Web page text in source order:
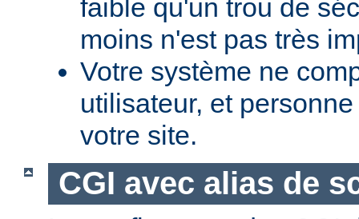
faible qu'un trou de
moins n'est pas très
Votre système ne
utilisateur, et
votre site.
CGI avec alias de